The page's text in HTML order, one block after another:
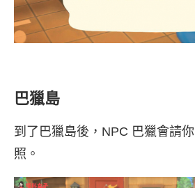
巴獵島
到了巴獵島後，NPC 巴獵會請
照。